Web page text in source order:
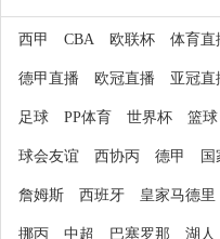
西甲 CBA 欧联杯 体育直
德甲直播 欧冠直播 亚冠直
足球 PP体育 世界杯 篮球
球会友谊 西协丙 德甲 国
詹姆斯 西班牙 皇家马德里
挪丙 中超 巴塞罗那 湖人